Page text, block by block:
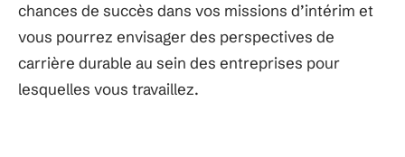
chances de succès dans vos missions d’intérim et
vous pourrez envisager des perspectives de
carrière durable au sein des entreprises pour
lesquelles vous travaillez.